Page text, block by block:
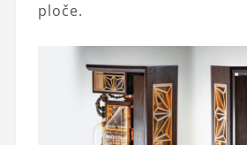
ploče.